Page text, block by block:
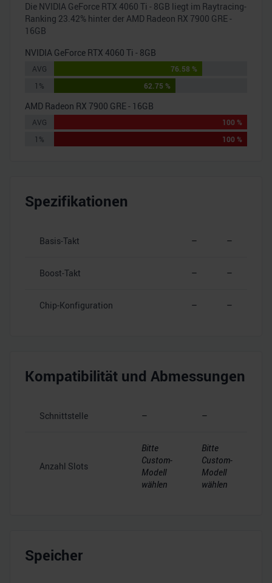
Die NVIDIA GeForce RTX 4060 Ti - 8GB liegt im Raytracing-
Ranking 23.42% hinter derAMD Radeon RX 7900 GRE -
16GB
NVIDIA GeForce RTX 4060 Ti - 8GB
AVG
76.58 %
1%
62.75 %
AMD Radeon RX 7900 GRE - 16GB
AVG
100 %
1%
100 %
Spezifikationen
Basis-Takt – –
Boost-Takt – –
Chip-Konfiguration – –
Kompatibilität und Abmessungen
Schnittstelle – –
Anzahl Slots
Bitte
Custom-
Modell
wählen
Bitte
Custom-
Modell
wählen
Speicher